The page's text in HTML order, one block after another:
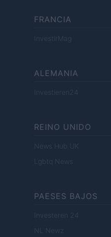
FRANCIA
InvestirMag
ALEMANIA
Investieren24
REINO UNIDO
News Hub UK
Lgbtq News
PAESES BAJOS
Investeren 24
NL Newz